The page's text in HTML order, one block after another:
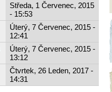
Středa, 1 Červenec, 2015
- 15:53
Úterý, 7 Červenec, 2015 -
12:41
Úterý, 7 Červenec, 2015 -
13:12
Čtvrtek, 26 Leden, 2017 -
14:31